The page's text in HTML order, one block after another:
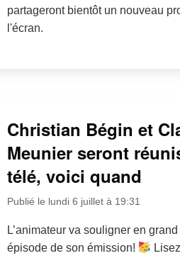
partageront bientôt un nouveau
l'écran.
Christian Bégin et
Meunier seront
télé, voici quand
Publié le lundi 6 juillet à 19:31
L’animateur va souligner en
épisode de son émission!